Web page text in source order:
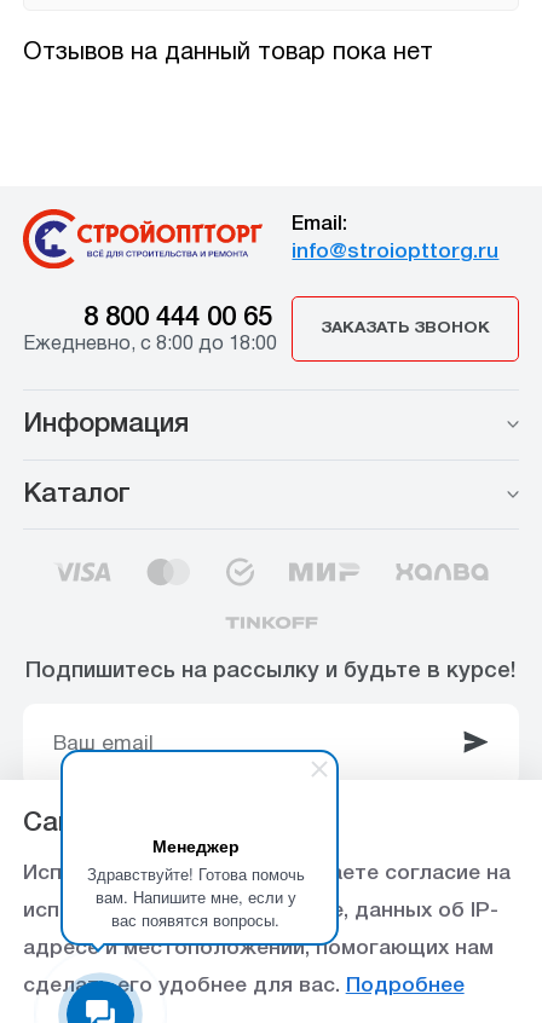
Менеджер
Здравствуйте! Готова помочь
вам. Напишите мне, если у
вас появятся вопросы.
Отзывов на данный товар пока нет
Email:
info@stroiopttorg.ru
8 800 444 00 65
Ежедневно, с 8:00 до 18:00
ЗАКАЗАТЬ ЗВОНОК
Информация
Каталог
Подпишитесь на рассылку и будьте в курсе!
© 2003-2025 Интернет-магазин ООО
«Стройоптторг» р/с 40702810360000102415 в
Ставропольское отделение №5230 ПАО Сбербанк,
БИК 040702615
Политика конфиденциальности
Сайт использует Cookie
Используя данный сайт, вы даете согласие на
использование файлов cookie, данных об IP-
адресе и местоположении, помогающих нам
сделать его удобнее для вас. Подробнее